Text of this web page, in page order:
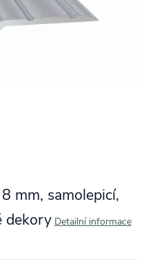
mm, samolepicí,
dekory Detailní informace